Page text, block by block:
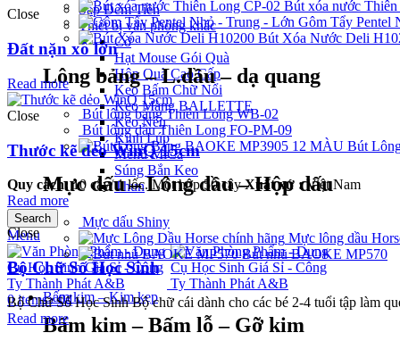
Sáp Đếm Tiền
Thiết bị văn phòng khác
Cờ
Hạt Mouse Gói Quà
Hộp Quà Cao Cấp
Keo Bấm Chữ Nổi
Keo Màng BALLETTE
Keo Nến
Kính Lúp
Menu MiCa
Súng Bắn Keo
Thun
Search
Menu
0items / 0₫
Bút xóa nước
Gôm Tẩy Pentel
Bút Xóa Nước Deli
Lông bảng – L.dầu – dạ quang
Bút lông bảng Thiên Long WB-02
Bút lông dầu Thiên Long FO-PM-09
Bút
Mực dấu – Lông dầu – Hộp dấu
Mực dấu Shiny
Mực lông dầu
Bút nhũ BAOKE MP570
Bấm kim – Kim kẹp
Bấm kim – Bấm lỗ – Gỡ kim
Close
Đất nặn xô lớn
Read more
Close
Thước kẽ dẻo WinQ 15cm
Quy cách:10 cây/ 1 lốc. Một hộp 50 câyXuất xứ :Việt Nam
Read more
Close
Bộ Chữ Số Học Sinh
Bộ Chữ Số Học Sinh Bộ chữ cái dành cho các bé 2-4 tuổi tập làm
Read more